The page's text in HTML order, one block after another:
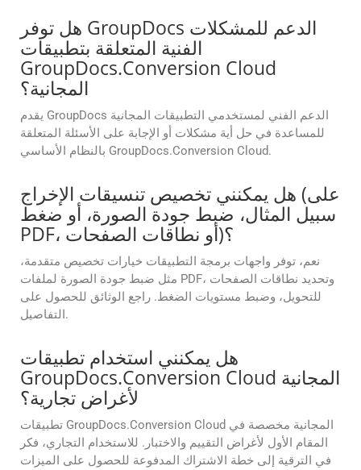
هل توفر GroupDocs الدعم للمشكلات
الفنية المتعلقة بتطبيقات
GroupDocs.Conversion Cloud
المجانية؟
يقدم GroupDocs الدعم الفني لمستخدمي التطبيقات المجانية
للمساعدة في حل أية مشكلات أو الإجابة على الأسئلة المتعلقة
بالنظام الأساسي GroupDocs.Conversion Cloud.
هل يمكنني تخصيص تنسيقات الإخراج (على
سبيل المثال، ضبط جودة الصورة، أو ضغط
PDF، أو نطاقات الصفحات)؟
نعم، توفر واجهات برمجة التطبيقات خيارات تخصيص متقدمة،
مثل ضبط جودة الصورة لملفات PDF، وتحديد نطاقات الصفحات
للتحويل، وضبط مستويات الضغط. راجع الوثائق للحصول على
التفاصيل.
هل يمكنني استخدام تطبيقات
GroupDocs.Conversion Cloud المجانية
لأغراض تجارية؟
تطبيقات GroupDocs.Conversion Cloud المجانية مخصصة في
المقام الأول لأغراض التقييم والاختبار. للاستخدام التجاري، فكر
في الترقية إلى خطة الاشتراك المدفوعة للحصول على الميزات